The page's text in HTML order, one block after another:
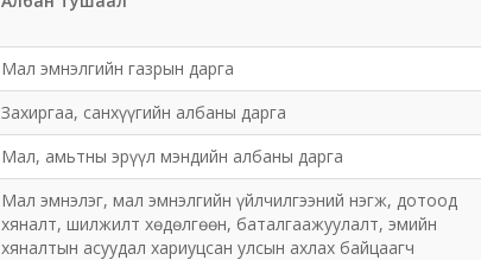
Мал эмнэлгийн газрын дарга
Захиргаа, санхүүгийн албаны дарга
Мал, амьтны эрүүл мэндийн албаны дарга
Мал эмнэлэг, мал эмнэлгийн үйлчилгээний нэгж, дотоод
хяналт, шилжилт хөдөлгөөн, баталгаажуулалт, эмийн
хяналтын асуудал хариуцсан улсын ахлах байцаагч